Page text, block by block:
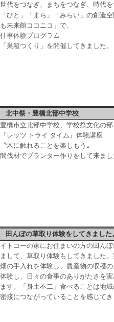
世代をつなぎ、まちをつなぎ、時代を
「ひと」「まち」「みらい」の創造空
も未来館ココニコ」で、
仕事体験プログラム
「巣箱つくり」を開催してきました。
中祭・豊橋北部中学校
豊橋市立北部中学校、学校祭文化の部
『レッツ トライ タイム』体験講座
〝木に触れることを楽しもう〟
間伐材でプランター作りをして来まし
んぼの草取り体験をしてきました。
イトコーの家にお住まいの方の田ん
まして、草取り体験もしてきました。
畑の手入れを体験し、農産物の収穫
体験し、日々の食事のありがたさを
ます。「身土不二」食べることは地域
密接につながっていることを感じてき